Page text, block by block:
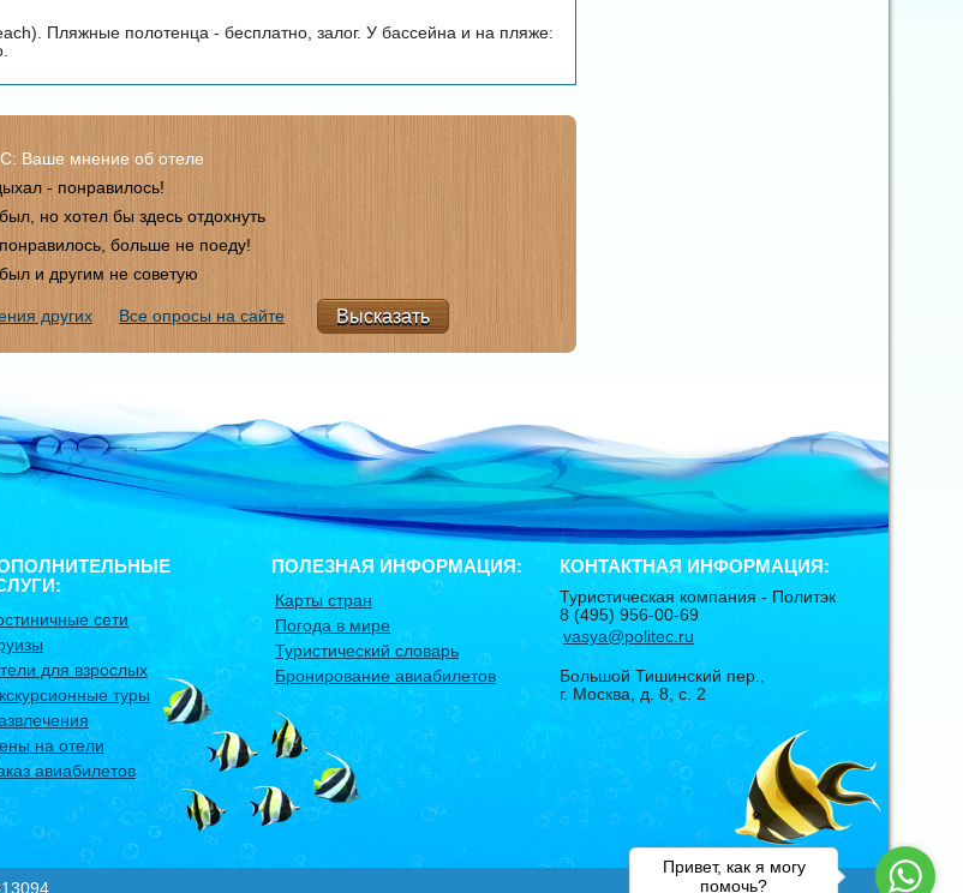
Пляжные полотенца - бесплатно, залог. У бассейна и на пляже:
Ваше мнение об отеле
- понравилось!
но хотел бы здесь отдохнуть
больше не поеду!
и другим не советую
других Все опросы на сайте
сети
для взрослых
туры
на отели
авиабилетов
ПОЛЕЗНАЯ ИНФОРМАЦИЯ:
Карты стран
Погода в мире
Туристический словарь
Бронирование авиабилетов
КОНТАКТНАЯ ИНФОРМАЦИЯ:
Туристическая компания - Политэк
8 (495) 956-00-69
vasya@politec.ru
Большой Тишинский пер.,
г. Москва
д. 8, с. 2
Привет, как я могу
помочь?